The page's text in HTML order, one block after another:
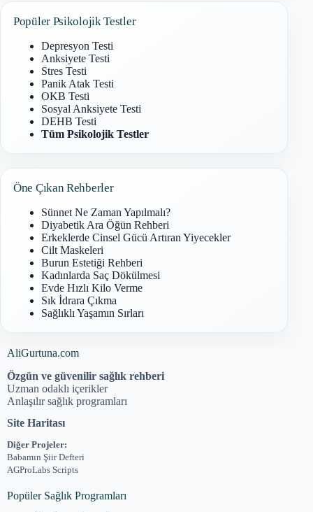
Popüler Psikolojik Testler
Depresyon Testi
Anksiyete Testi
Stres Testi
Panik Atak Testi
OKB Testi
Sosyal Anksiyete Testi
DEHB Testi
Tüm Psikolojik Testler
Öne Çıkan Rehberler
Sünnet Ne Zaman Yapılmalı?
Diyabetik Ara Öğün Rehberi
Erkeklerde Cinsel Gücü Artıran Yiyecekler
Cilt Maskeleri
Burun Estetiği Rehberi
Kadınlarda Saç Dökülmesi
Evde Hızlı Kilo Verme
Sık İdrara Çıkma
Sağlıklı Yaşamın Sırları
AliGurtuna.com
Özgün ve güvenilir sağlık rehberi
Uzman odaklı içerikler
Anlaşılır sağlık programları
Site Haritası
Diğer Projeler:
Babamın Şiir Defteri
AGProLabs Scripts
Popüler Sağlık Programları